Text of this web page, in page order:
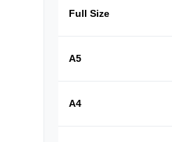
Full Size
A5
A4